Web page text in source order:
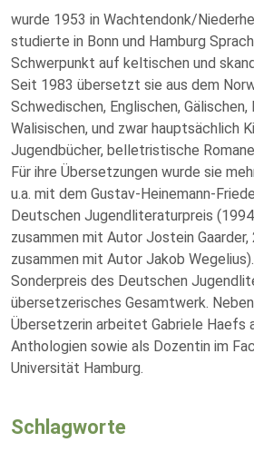
wurde 1953 in Wachtendonk/
studierte in Bonn und Hamburg
Schwerpunkt auf keltischen und
Seit 1983 übersetzt sie aus dem
Schwedischen, Englischen,
Walisischen, und zwar hauptsächlich
Jugendbücher, belletristische
Für ihre Übersetzungen wurde sie
u.a. mit dem Gustav-Heinemann-
Deutschen Jugendliteraturpreis
zusammen mit Autor Jostein
zusammen mit Autor Jakob
Sonderpreis des Deutschen
übersetzerisches Gesamtwerk.
Übersetzerin arbeitet Gabriele Haefs
Anthologien sowie als Dozentin im
Universität Hamburg.
Schlagworte